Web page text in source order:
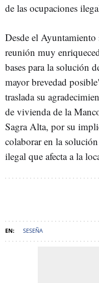
de las ocupaciones
Desde el
reunión muy
bases para la solución
mayor brevedad
traslada su
de vivienda de la
Sagra Alta, por su
colaborar en la
ilegal que afecta a la
SESEÑA